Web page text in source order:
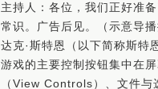
主持人：各位，我们正好准
常识。广告后见。（示意导播
达克·斯特恩（以下简称斯
游戏的主要控制按钮集中在
（View Controls）、文件